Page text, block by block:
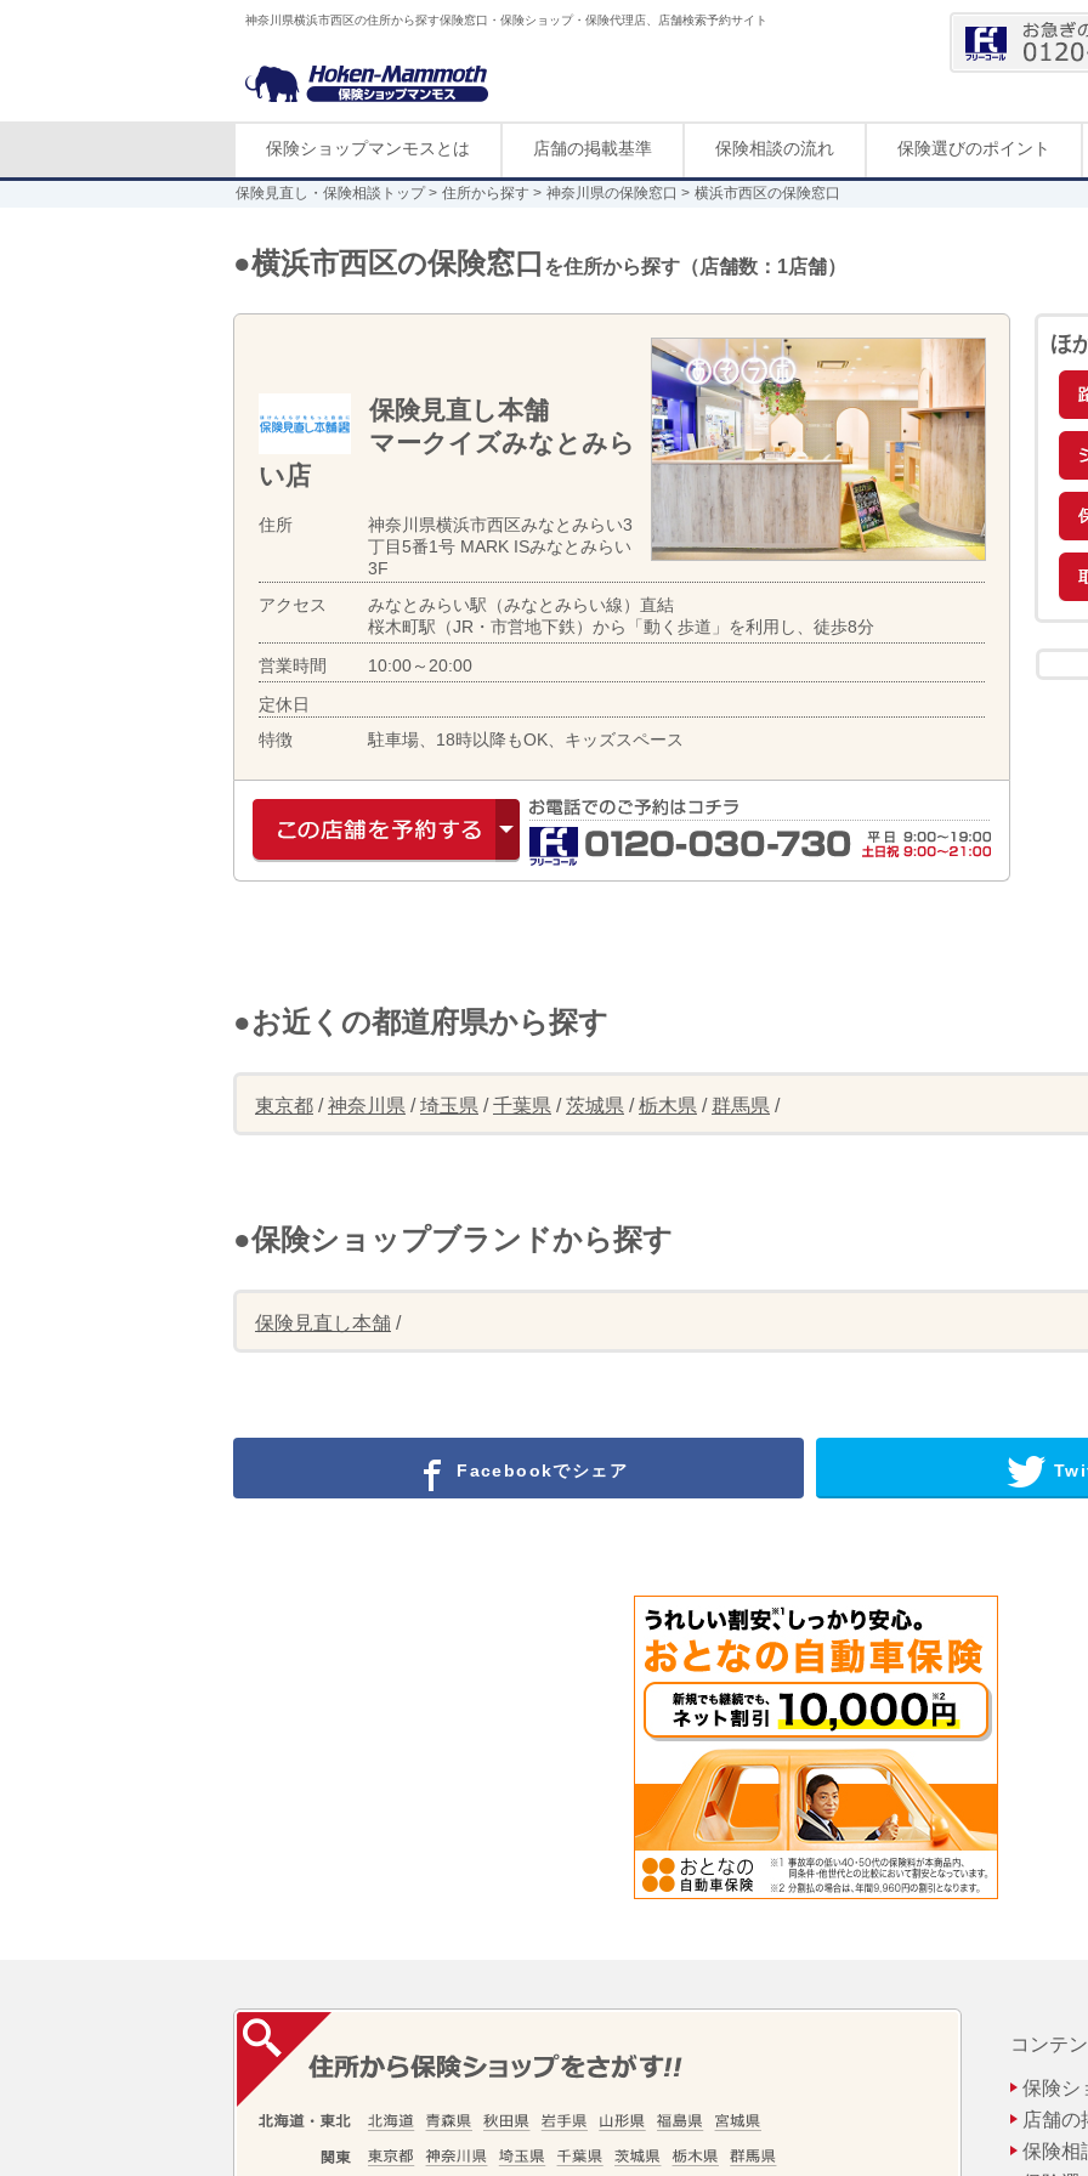
神奈川県横浜市西区の住所から探す保険窓口・保険ショップ・保険代理店、店舗検索予約サイト
保険ショップマンモスとは 店舗の掲載基準 保険相談の流れ 保険選びのポイント
保険見直し・保険相談トップ 住所から探す 神奈川県の保険窓口 横浜市西区の保険窓口
●横浜市西区の保険窓口 を住所から探す（店舗数：1店舗）
保険見直し本舗
マークイズみなとみら
い店
住所
神奈川県横浜市西区みなとみらい3
丁目5番1号 MARK ISみなとみらい
3F
アクセス
みなとみらい駅（みなとみらい線）直結
桜木町駅（JR・市営地下鉄）から「動く歩道」を利用し、徒歩8分
営業時間
10:00～20:00
定休日
特徴
駐車場、18時以降もOK、キッズスペース
ほ
●お近くの都道府県から探す
東京都 /神奈川県 /埼玉県 /千葉県 /茨城県 /栃木県 /群馬県 /
●保険ショップブランドから探す
保険見直し本舗 /
Facebookでシェア
コンテ
保険シ
店舗の
保険相